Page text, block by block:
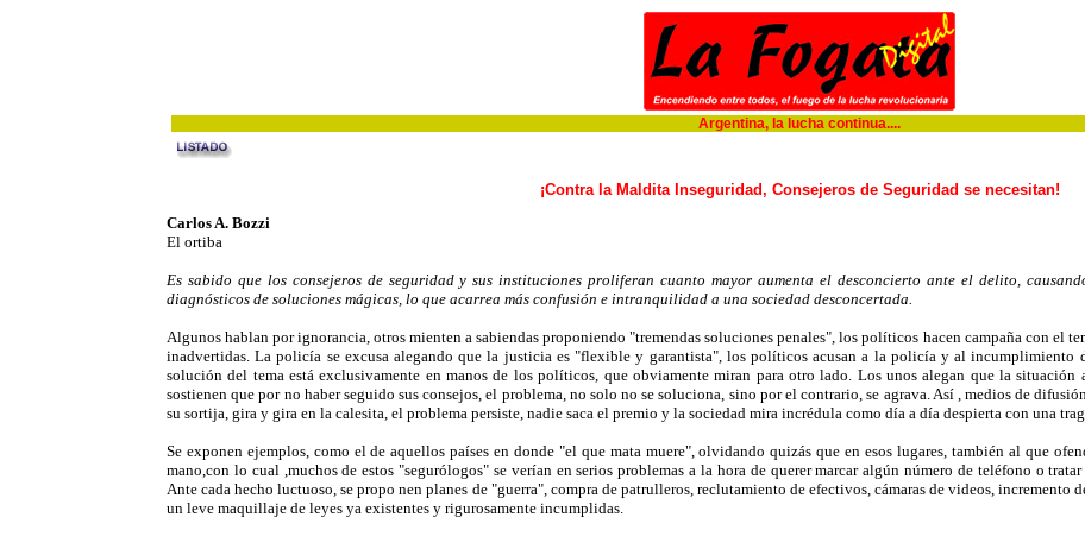
Argentina, la lucha continua....
¡Contra la Maldita Inseguridad, Consejeros de Seguridad se necesitan!
Carlos A. Bozzi
El ortiba
Es sabido que los consejeros de seguridad y sus instituciones proliferan cuanto mayor aumenta el desconcierto ante el delito,
diagnósticos de soluciones mágicas, lo que acarrea más confusión e intranquilidad a una sociedad desconcertada.
Algunos hablan por ignorancia, otros mienten a sabiendas proponiendo "tremendas soluciones penales", los políticos hacen campaña con el
inadvertidas. La policía se excusa alegando que la justicia es "flexible y garantista", los políticos acusan a la policía y al incumplimiento
solución del tema está exclusivamente en manos de los políticos, que obviamente miran para otro lado. Los unos alegan que la
sostienen que por no haber seguido sus consejos, el problema, no solo no se soluciona, sino por el contrario, se agrava. Así , medios de
su sortija, gira y gira en la calesita, el problema persiste, nadie saca el premio y la sociedad mira incrédula como día a día despierta con una
Se exponen ejemplos, como el de aquellos países en donde "el que mata muere", olvidando quizás que en esos lugares, también al que
mano,con lo cual ,muchos de estos "segurólogos" se verían en serios problemas a la hora de querer marcar algún número de teléfono o
Ante cada hecho luctuoso, se propo nen planes de "guerra", compra de patrulleros, reclutamiento de efectivos, cámaras de videos, incremento
un leve maquillaje de leyes ya existentes y rigurosamente incumplidas.